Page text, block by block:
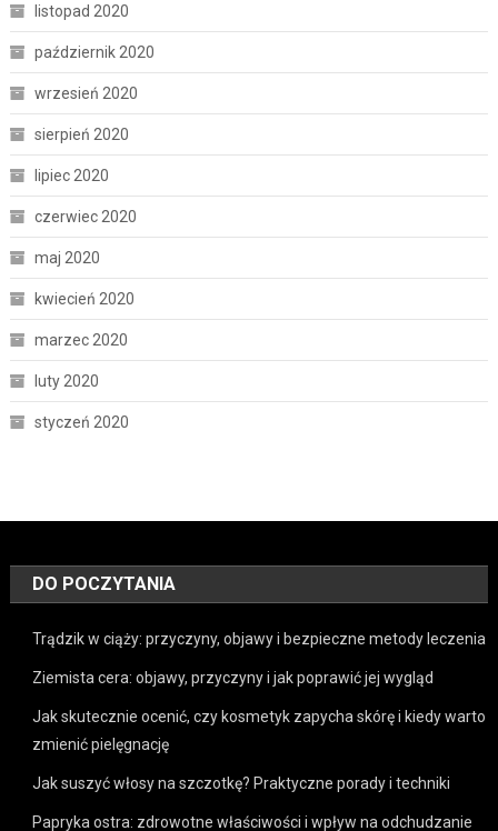
listopad 2020
październik 2020
wrzesień 2020
sierpień 2020
lipiec 2020
czerwiec 2020
maj 2020
kwiecień 2020
marzec 2020
luty 2020
styczeń 2020
DO POCZYTANIA
Trądzik w ciąży: przyczyny, objawy i bezpieczne metody leczenia
Ziemista cera: objawy, przyczyny i jak poprawić jej wygląd
Jak skutecznie ocenić, czy kosmetyk zapycha skórę i kiedy warto
zmienić pielęgnację
Jak suszyć włosy na szczotkę? Praktyczne porady i techniki
Papryka ostra: zdrowotne właściwości i wpływ na odchudzanie